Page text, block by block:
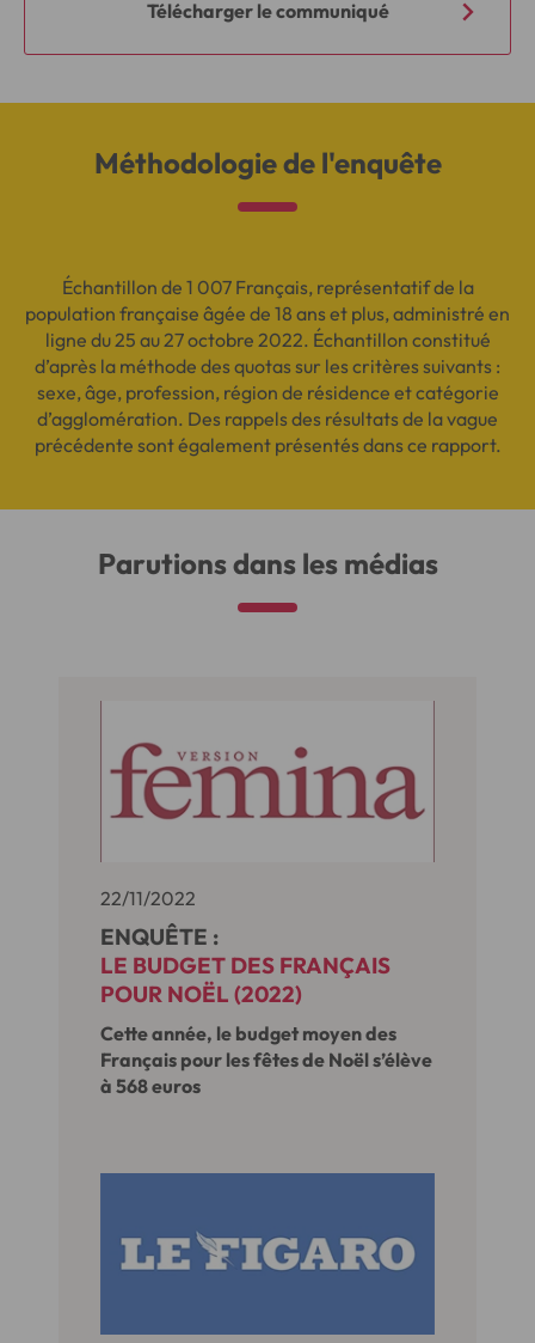
Télécharger le communiqué
Méthodologie de l'enquête
Échantillon de 1 007 Français, représentatif de la
population française âgée de 18 ans et plus, administré en
ligne du 25 au 27 octobre 2022. Échantillon constitué
d’après la méthode des quotas sur les critères suivants :
sexe, âge, profession, région de résidence et catégorie
d’agglomération. Des rappels des résultats de la vague
précédente sont également présentés dans ce rapport.
Parutions dans les médias
22/11/2022
ENQUÊTE :
LE BUDGET DES FRANÇAIS
POUR NOËL (2022)
Cette année, le budget moyen des
Français pour les fêtes de Noël s’élève
à 568 euros